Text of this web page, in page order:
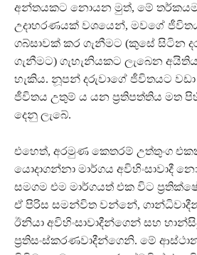
අන්තයකට නොයන මුත්, මේ
උදාහරණයක් වශයෙන්, මවගේ ජීවිතය
ගබ්සාවක් කර ගැනීමට (කුසේ සිටින
ගැනීමට) ගැහැනියකට ලැබෙන
හැකිය. නූපන් දරුවාගේ ජීවිතයට
ජීවිතය උතුම් ය යන ප‍්‍රතිපත්තිය මත
දෙනු ලැබේ.
එහෙත්, අරමුණ කෙතරම් උත්තුංග
යොදාගන්නා මාර්ගය අවිහිංසාවාදී
සමගම එම මාර්ගයත් එක විට
ඒ පිරිස සමන්විත වන්නේ,
ඊනියා අවිහිංසාවාදීන්ගෙන් සහ
ප‍්‍රතිසංස්කරණවාදීන්ගෙනි. මේ